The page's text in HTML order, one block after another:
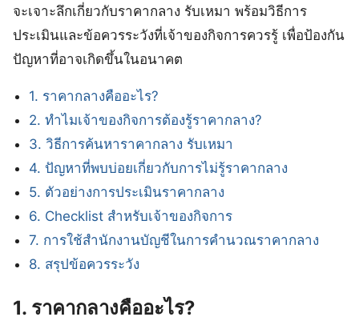
จะเจาะลึกเกี่ยวกับราคากลาง รับเหมา พร้อมวิธีการ
ประเมินและข้อควรระวังที่เจ้าของกิจการควรรู้ เพื่อป้องกัน
ปัญหาที่อาจเกิดขึ้นในอนาคต
1. ราคากลางคืออะไร?
2. ทำไมเจ้าของกิจการต้องรู้ราคากลาง?
3. วิธีการค้นหาราคากลาง รับเหมา
4. ปัญหาที่พบบ่อยเกี่ยวกับการไม่รู้ราคากลาง
5. ตัวอย่างการประเมินราคากลาง
6. Checklist สำหรับเจ้าของกิจการ
7. การใช้สำนักงานบัญชีในการคำนวณราคากลาง
8. สรุปข้อควรระวัง
1. ราคากลางคืออะไร?